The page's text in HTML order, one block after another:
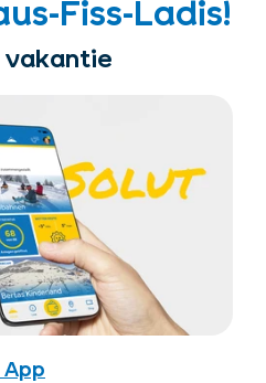
Fiss-Ladis!
vakantie
App